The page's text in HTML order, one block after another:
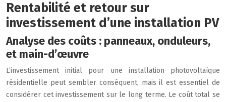
Rentabilité et retour sur
investissement d’une installation PV
Analyse des coûts : panneaux, onduleurs,
et main-d’œuvre
L’investissement initial pour une installation photovoltaïque
résidentielle peut sembler conséquent, mais il est essentiel de
considérer cet investissement sur le long terme. Le coût total se